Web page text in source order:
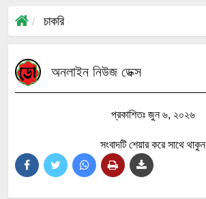
চাকরি
অনলাইন নিউজ ডেক্স
প্রকাশিতঃ জুন ৬, ২০২৬
সংবাদটি শেয়ার করে সাথে থাকুন